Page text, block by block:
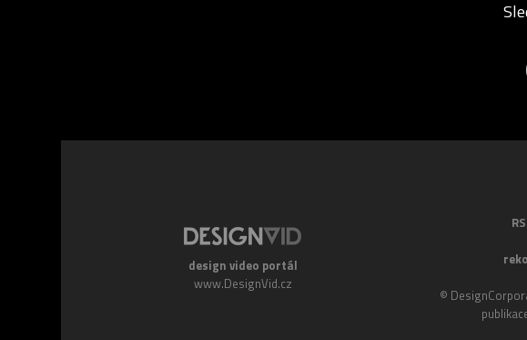
design video portál
www.DesignVid.cz
©